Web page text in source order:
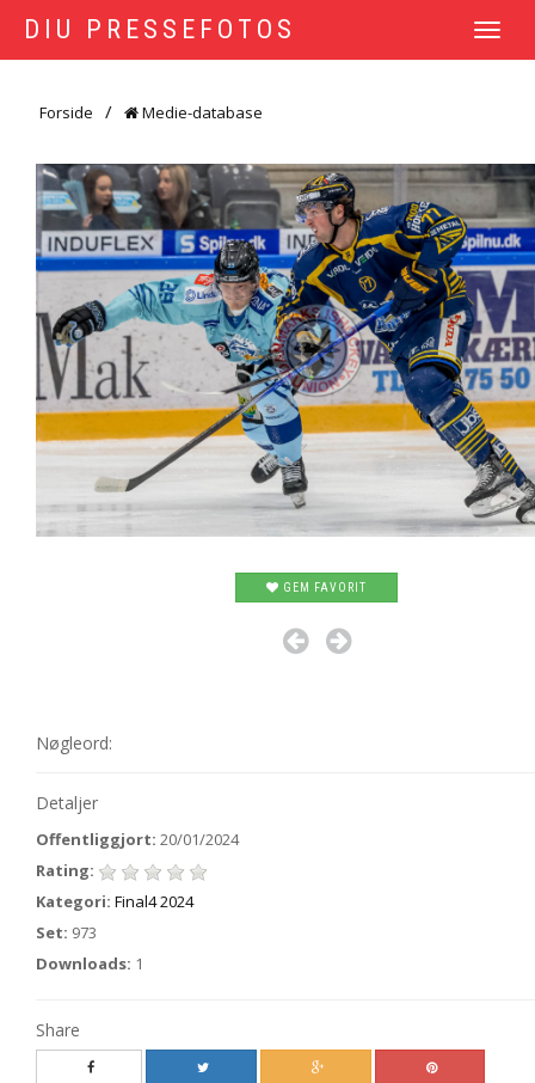
DIU PRESSEFOTOS
TOGGLE
Forside Medie-database
GEM FAVORIT
Nøgleord:
Detaljer
Offentliggjort: 20/01/2024
Rating:
Kategori: Final4 2024
Set: 973
Downloads: 1
Share